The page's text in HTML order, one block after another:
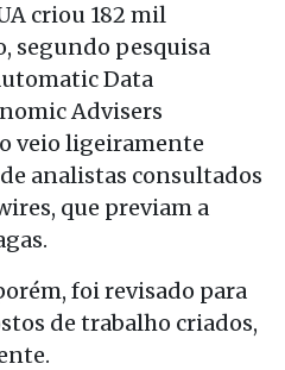
criou 182 mil
segundo pesquisa
Data
Advisers
veio ligeiramente
analistas consultados
que previam a
foi revisado para
de trabalho criados,